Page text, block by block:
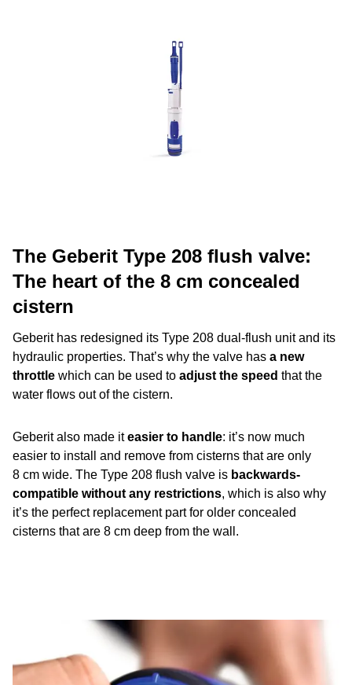
The Geberit Type 208 flush valve:
The heart of the 8 cm concealed
cistern
Geberit has redesigned its Type 208 dual-flush unit and its
hydraulic properties. That’s why the valve has a new
throttle which can be used to adjust the speed that the
water flows out of the cistern.
Geberit also made iteasier to handle: it’s now much
easier to install and remove from cisterns that are only
8 cm wide. The Type 208 flush valve is backwards-
compatible without any restrictions, which is also why
it’s the perfect replacement part for older concealed
cisterns that are 8 cm deep from the wall.